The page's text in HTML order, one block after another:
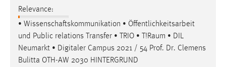
Relevance:
• Wissenschaftskommunikation • Öffentlichkeitsarbeit
und Public relations Transfer • TRIO • T!Raum • DIL
Neumarkt • Digitaler Campus 2021 / 54 Prof. Dr. Clemens
Bulitta OTH-AW 2030 HINTERGRUND